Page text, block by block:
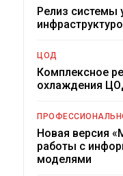
Релиз системы
ЦОД
Комплексное
охлаждения
Новая версия
работы с
моделями